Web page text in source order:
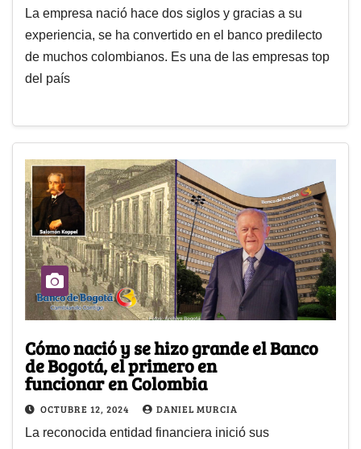
La empresa nació hace dos siglos y gracias a su
experiencia, se ha convertido en el banco predilecto
de muchos colombianos. Es una de las empresas top
del país
Cómo nació y se hizo grande el Banco
de Bogotá, el primero en
funcionar en Colombia
OCTUBRE 12, 2024 DANIEL MURCIA
La reconocida entidad financiera inició sus